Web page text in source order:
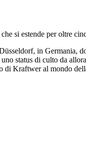
si estende per oltre
in Germania,
status di culto da
Kraftwer al mondo